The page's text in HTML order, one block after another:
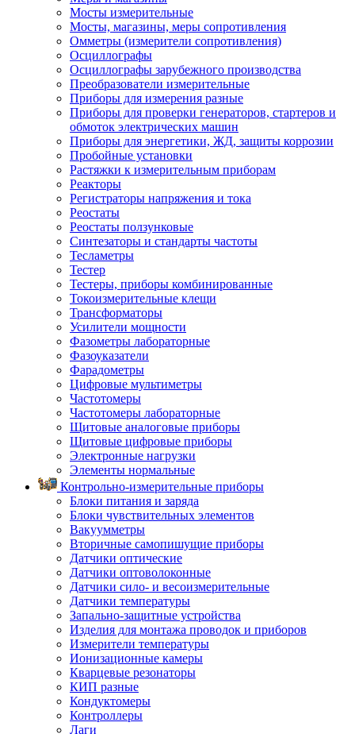
Мосты измерительные
Мосты, магазины, меры сопротивления
Омметры (измерители сопротивления)
Осциллографы
Осциллографы зарубежного производства
Преобразователи измерительные
Приборы для измерения разные
Приборы для проверки генераторов, стартеров и
обмоток электрических машин
Приборы для энергетики, ЖД, защиты коррозии
Пробойные установки
Растяжки к измерительным приборам
Реакторы
Регистраторы напряжения и тока
Реостаты
Реостаты ползунковые
Синтезаторы и стандарты частоты
Тесламетры
Тестер
Тестеры, приборы комбинированные
Токоизмерительные клещи
Трансформаторы
Усилители мощности
Фазометры лабораторные
Фазоуказатели
Фарадометры
Цифровые мультиметры
Частотомеры
Частотомеры лабораторные
Щитовые аналоговые приборы
Щитовые цифровые приборы
Электронные нагрузки
Элементы нормальные
Контрольно-измерительные приборы
Блоки питания и заряда
Блоки чувствительных элементов
Вакуумметры
Вторичные самопишущие приборы
Датчики оптические
Датчики оптоволоконные
Датчики сило- и весоизмерительные
Датчики температуры
Запально-защитные устройства
Изделия для монтажа проводок и приборов
Измерители температуры
Ионизационные камеры
Кварцевые резонаторы
КИП разные
Кондуктомеры
Контроллеры
Лаги